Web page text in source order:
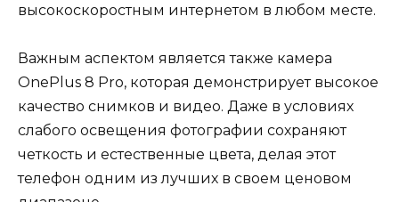
высокоскоростным интернетом в любом месте.
Важным аспектом является также камера
OnePlus 8 Pro, которая демонстрирует высокое
качество снимков и видео. Даже в условиях
слабого освещения фотографии сохраняют
четкость и естественные цвета, делая этот
телефон одним из лучших в своем ценовом